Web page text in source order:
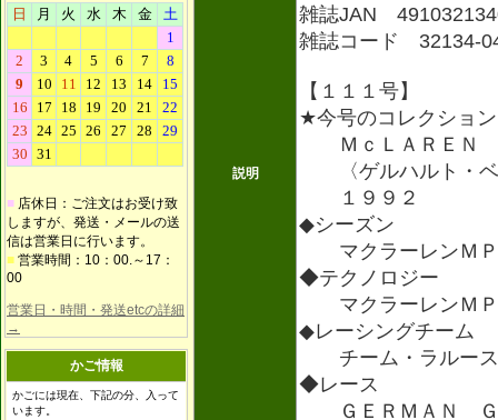
■ 店休日：ご注文はお受け致
しますが、発送・メールの送
信は営業日に行います。
■ 営業時間：10：00.～17：
00
営業日・時間・発送etcの詳細
→
かご情報
かごには現在、下記の分、入って
います。
説明
雑誌JAN
雑誌コード 32134-
【１１１号】
★今号のコレクション
ＭｃＬＡＲＥＮ
〈ゲルハルト・ベ
１９９２
◆シーズン
マクラーレンＭＰ
◆テクノロジー
マクラーレンＭＰ
◆レーシングチーム
チーム・ラルース
◆レース
ＧＥＲＭＡＮ Ｇ